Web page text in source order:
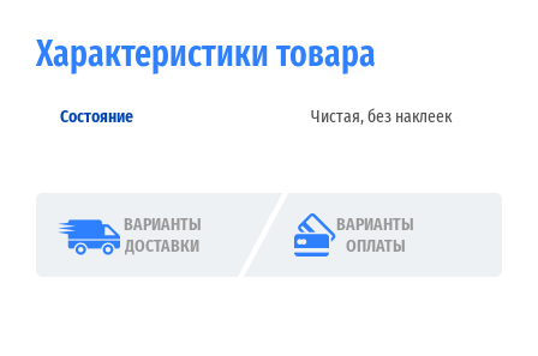
Характеристики товара
Состояние Чистая, без наклеек
ВАРИАНТЫ
ДОСТАВКИ
ВАРИАНТЫ
ОПЛАТЫ